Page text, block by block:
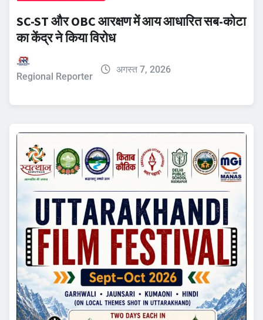
SC-ST और OBC आरक्षण में आय आधारित सब-कोटा
का केंद्र ने किया विरोध
Regional Reporter
अगस्त 7, 2026